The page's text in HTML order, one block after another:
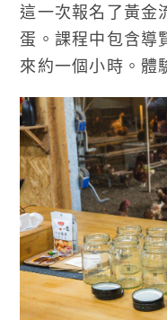
這一次報名了黃金
蛋。課程中包含導
來約一個小時。體